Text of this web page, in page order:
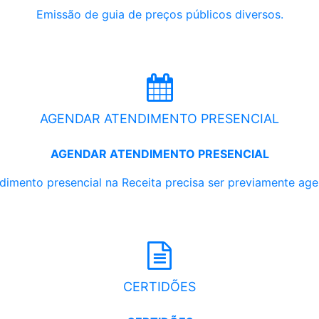
Emissão de guia de preços públicos diversos.
AGENDAR ATENDIMENTO PRESENCIAL
AGENDAR ATENDIMENTO PRESENCIAL
presencial na Receita precisa ser previamente
CERTIDÕES